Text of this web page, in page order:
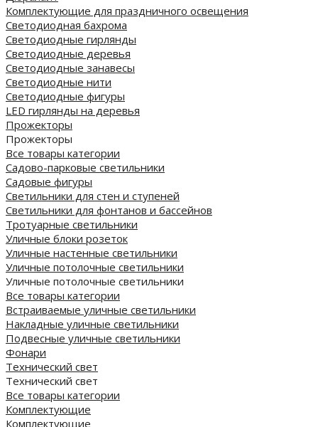
Комплектующие для праздничного освещения
Светодиодная бахрома
Светодиодные гирлянды
Светодиодные деревья
Светодиодные занавесы
Светодиодные нити
Светодиодные фигуры
LED гирлянды на деревья
Прожекторы
Прожекторы
Все товары категории
Садово-парковые светильники
Садовые фигуры
Светильники для стен и ступеней
Светильники для фонтанов и бассейнов
Тротуарные светильники
Уличные блоки розеток
Уличные настенные светильники
Уличные потолочные светильники
Уличные потолочные светильники
Все товары категории
Встраиваемые уличные светильники
Накладные уличные светильники
Подвесные уличные светильники
Фонари
Технический свет
Технический свет
Все товары категории
Комплектующие
Комплектующие